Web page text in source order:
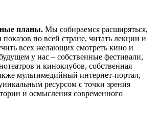
планы. Мы собираемся расширяться,
по всей стране, читать лекции и
всех желающих смотреть кино и
у нас – собственные фестивали,
и киноклубов, собственная
мультимедийный интернет-портал,
ресурсом с точки зрения
и осмысления современного